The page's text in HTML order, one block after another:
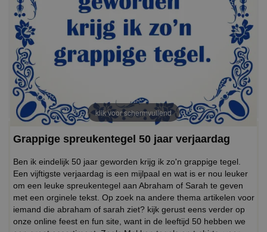
klik voor schermvullend
Grappige spreukentegel 50 jaar verjaardag
Ben ik eindelijk 50 jaar geworden krijg ik zo'n grappige tegel.
Een vijftigste verjaardag is een mijlpaal en wat is er nou leuker
om een leuke spreukentegel aan Abraham of Sarah te geven
met een orginele tekst. Op zoek na andere thema artikelen voor
iemand die abraham of sarah ziet? kijk gerust eens verder op
onze online feest en fun site, want in de leeftijd 50 hebben we